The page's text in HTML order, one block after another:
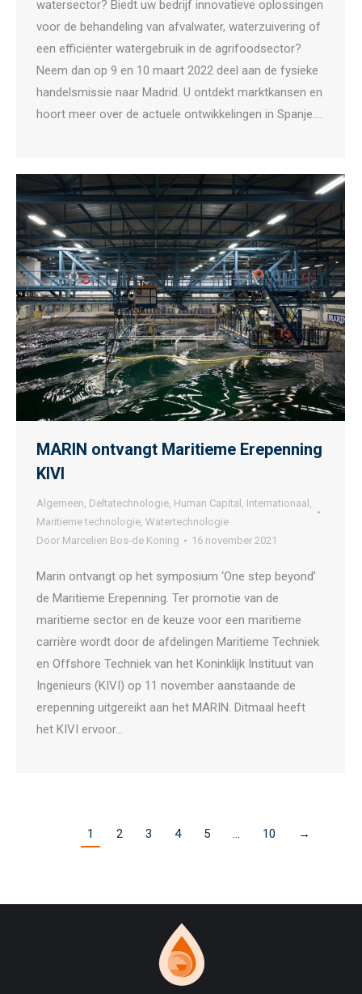
watersector? Biedt uw bedrijf innovatieve oplossingen
voor de behandeling van afvalwater, waterzuivering of
een efficiënter watergebruik in de agrifoodsector?
Neem dan op 9 en 10 maart 2022 deel aan de fysieke
handelsmissie naar Madrid. U ontdekt marktkansen en
hoort meer over de actuele ontwikkelingen in Spanje.…
MARIN ontvangt Maritieme Erepenning
KIVI
Algemeen, Deltatechnologie, Human Capital , Internationaal ,
Maritieme technologie, Watertechnologie
Door Marcelien Bos-de Koning 16 november 2021
Marin ontvangt op het symposium ‘One step beyond’
de Maritieme Erepenning. Ter promotie van de
maritieme sector en de keuze voor een maritieme
carrière wordt door de afdelingen Maritieme Techniek
en Offshore Techniek van het Koninklijk Instituut van
Ingenieurs (KIVI) op 11 november aanstaande de
erepenning uitgereikt aan het MARIN. Ditmaal heeft
het KIVI ervoor…
1 2 3 4 5 … 10 →